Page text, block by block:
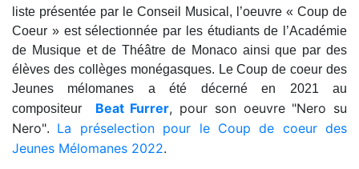
liste présentée par le Conseil Musical, l’oeuvre « Coup de
Coeur » est sélectionnée par les étudiants de l’Académie
de Musique et de Théâtre de Monaco ainsi que par des
élèves des collèges monégasques. Le Coup de coeur des
Jeunes mélomanes a été décerné en 2021 au
compositeur
Beat Furrer, pour son oeuvre "Nero su
Nero". La préselection pour le Coup de coeur des
Jeunes Mélomanes 2022.